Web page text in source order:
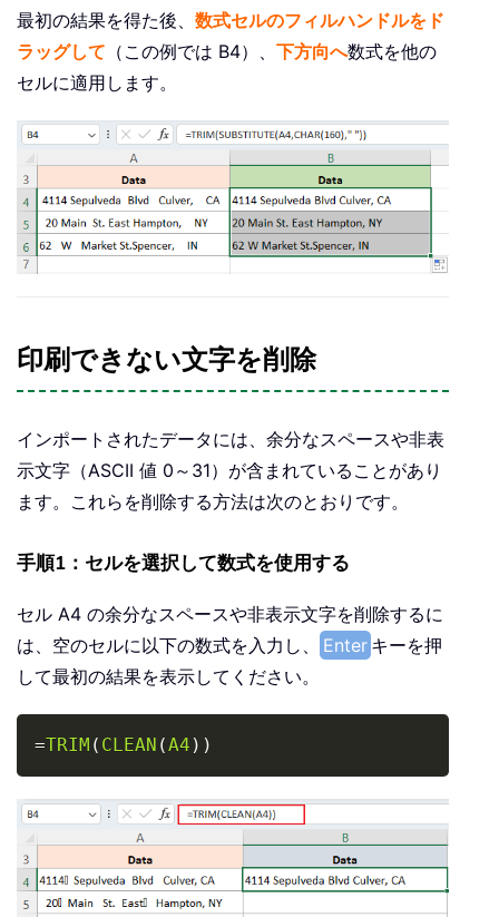
最初の結果を得た後、 数式セルのフィルハンドルをド
ラッグして （この例では B4）、 下方向へ数式を他の
セルに適用します。
印刷できない文字を削除
インポートされたデータには、余分なスペースや非表
示文字（ASCII 値 0～31）が含まれていることがあり
ます。これらを削除する方法は次のとおりです。
手順1：セルを選択して数式を使用する
セル A4 の余分なスペースや非表示文字を削除するに
は、空のセルに以下の数式を入力し、
Enter キーを押
して最初の結果を表示してください。
=TRIM ( CLEAN (A4 ) )